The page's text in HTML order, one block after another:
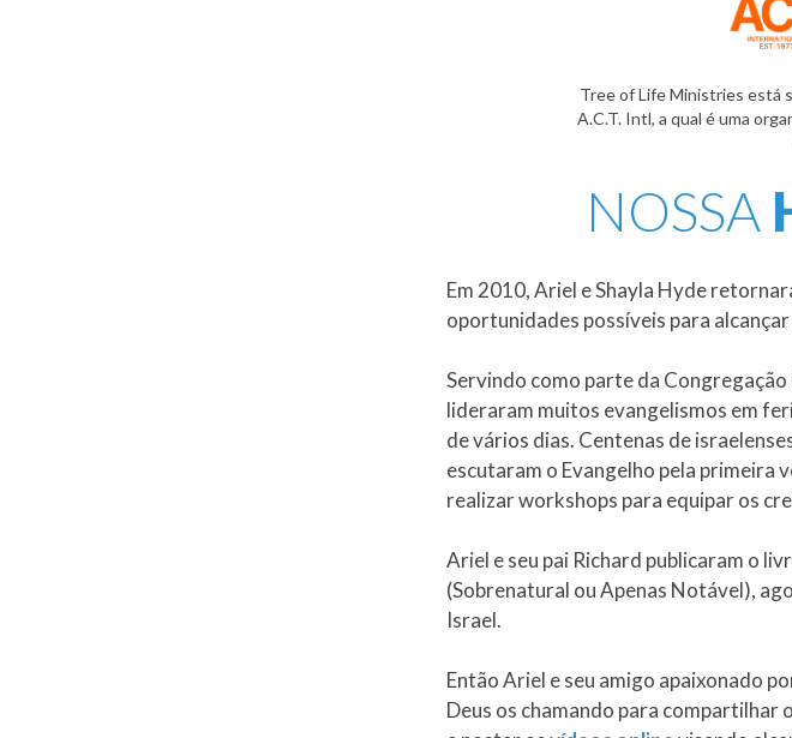
Tree of Life Ministries está
A.C.T. Intl, a qual é uma
NOSSA
Em 2010, Ariel e Shayla Hyde
oportunidades possíveis para
Servindo como parte da
lideraram muitos evangelismos em
de vários dias. Centenas de
escutaram o Evangelho pela primeira
realizar workshops para equipar os
Ariel e seu pai Richard publicaram o
(Sobrenatural ou Apenas Notável),
Israel.
​Então Ariel e seu amigo apaixonado
Deus os chamando para compartilhar